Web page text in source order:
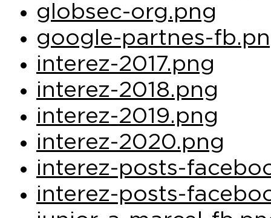
globsec-org.png
google-partnes-
interez-2017.png
interez-2018.png
interez-2019.png
interez-2020.png
interez-posts-
interez-posts-